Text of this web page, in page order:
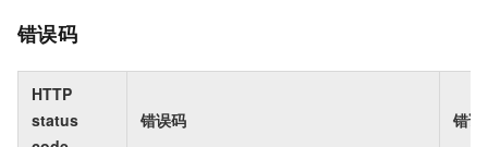
错误码
HTTP
status
错误码 错误